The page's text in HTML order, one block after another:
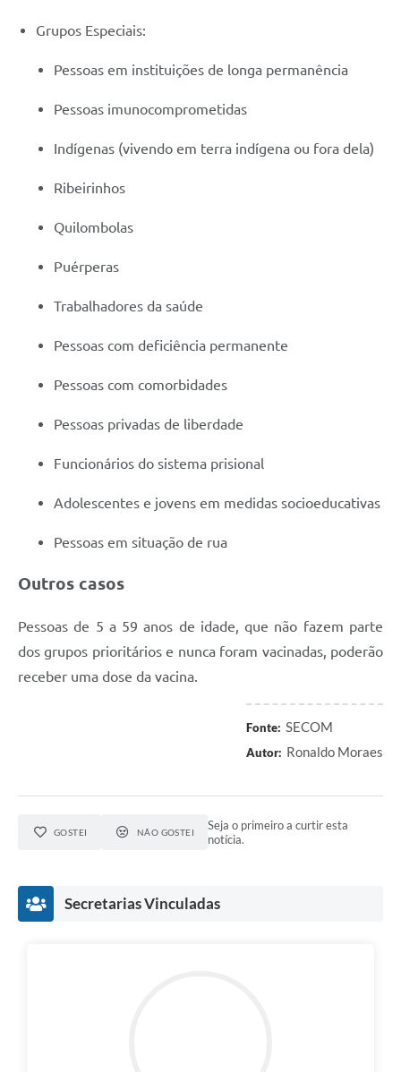
Grupos Especiais:
Pessoas em instituições de longa permanência
Pessoas imunocomprometidas
Indígenas (vivendo em terra indígena ou fora dela)
Ribeirinhos
Quilombolas
Puérperas
Trabalhadores da saúde
Pessoas com deficiência permanente
Pessoas com comorbidades
Pessoas privadas de liberdade
Funcionários do sistema prisional
Adolescentes e jovens em medidas socioeducativas
Pessoas em situação de rua
Outros casos
Pessoas de 5 a 59 anos de idade, que não fazem parte
dos grupos prioritários e nunca foram vacinadas, poderão
receber uma dose da vacina.
Fonte: SECOM
Autor: Ronaldo Moraes
GOSTEI NÃO GOSTEI
Seja o primeiro a curtir esta
notícia.
Secretarias Vinculadas